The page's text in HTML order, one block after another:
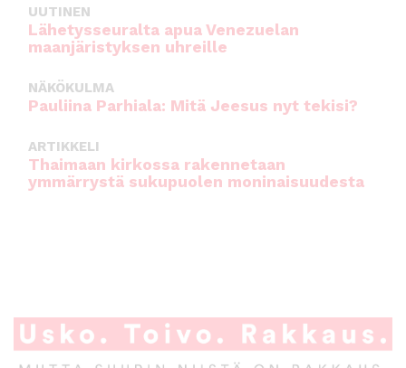
UUTINEN
Lähetysseuralta apua Venezuelan
maanjäristyksen uhreille
NÄKÖKULMA
Pauliina Parhiala: Mitä Jeesus nyt tekisi?
ARTIKKELI
Thaimaan kirkossa rakennetaan
ymmärrystä sukupuolen moninaisuudesta